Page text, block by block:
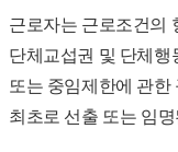
근로자는 근로조건의
단체교섭권 및 단체행
또는 중임제한에 관한
최초로 선출 또는 임